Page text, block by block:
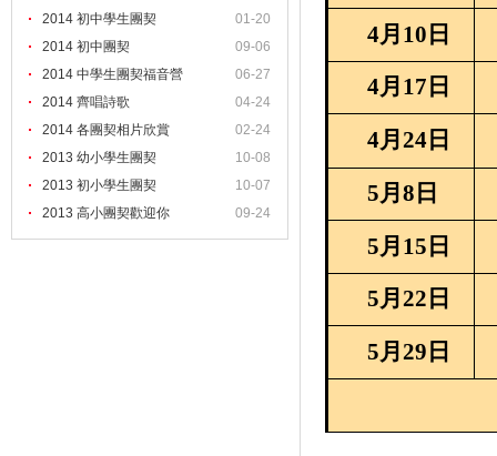
01-20
2014 初中學生團契
09-06
2014 初中團契
06-27
2014 中學生團契福音營
04-24
2014 齊唱詩歌
02-24
2014 各團契相片欣賞
10-08
2013 幼小學生團契
10-07
2013 初小學生團契
09-24
2013 高小團契歡迎你
4月 10 日
4月 17 日
4月24 日
5月8 日
5月 15 日
5月22 日
5月29 日